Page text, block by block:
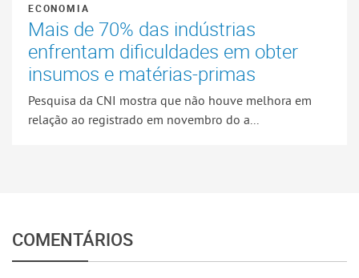
ECONOMIA
Mais de 70% das indústrias
enfrentam dificuldades em obter
insumos e matérias-primas
Pesquisa da CNI mostra que não houve melhora em
relação ao registrado em novembro do a...
COMENTÁRIOS